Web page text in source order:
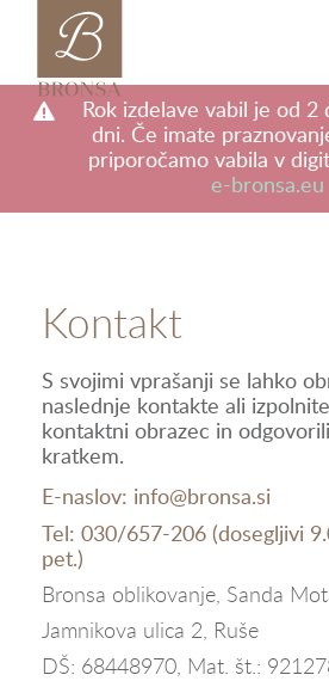
bRok izdelave vabil je od 2
dni. Če imate
priporočamo vabila v
e-bronsa.eu
Kontakt
S svojimi vprašanji se lahko
naslednje kontakte ali
kontaktni obrazec in
kratkem.
E-naslov: info@bronsa.si
Tel:030/657-206 (dosegljivi
pet.)
Bronsa oblikovanje, Sanda
Jamnikova ulica 2, Ruše
DŠ: 68448970 , Mat. št.: